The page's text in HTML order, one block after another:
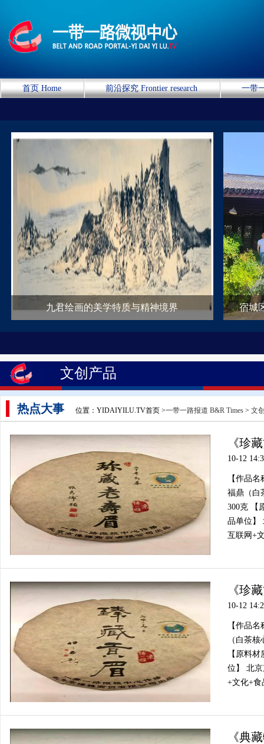
首页 Home 前沿探究 Frontier research 一带
九君绘画的美学特质与精神境界 宿城
文创产品
热点大事 位置：YIDAIYILU.TV首页 >一带一路报道 B&R Times > 文
《珍
10-12
【作品
福鼎（白
300克 【
品单位】
互联网+
《珍
10-12
【作品
（白茶
【原料
位】 北
+文化+食
《典